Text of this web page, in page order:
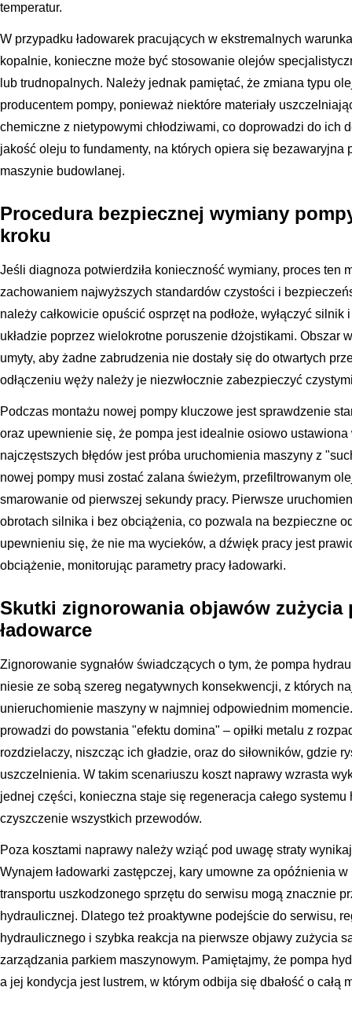
temperatur.
W przypadku ładowarek pracujących w ekstremalnych
kopalnie, konieczne może być stosowanie olejów
lub trudnopalnych. Należy jednak pamiętać, że zmiana typu
producentem pompy, ponieważ niektóre materiały
chemiczne z nietypowymi chłodziwami, co doprowadzi do ich
jakość oleju to fundamenty, na których opiera się
maszynie budowlanej.
Procedura bezpiecznej wymiany
kroku
Jeśli diagnoza potwierdziła konieczność wymiany, proces ten
zachowaniem najwyższych standardów czystości i
należy całkowicie opuścić osprzęt na podłoże, wyłączyć
układzie poprzez wielokrotne poruszenie dżojstikami. Obszar
umyty, aby żadne zabrudzenia nie dostały się do otwartych
odłączeniu węży należy je niezwłocznie zabezpieczyć
Podczas montażu nowej pompy kluczowe jest sprawdzenie
oraz upewnienie się, że pompa jest idealnie osiowo
najczęstszych błędów jest próba uruchomienia maszyny z
nowej pompy musi zostać zalana świeżym, przefiltrowanym
smarowanie od pierwszej sekundy pracy. Pierwsze
obrotach silnika i bez obciążenia, co pozwala na bezpieczne
upewnieniu się, że nie ma wycieków, a dźwięk pracy jest
obciążenie, monitorując parametry pracy ładowarki.
Skutki zignorowania objawów zużycia
ładowarce
Zignorowanie sygnałów świadczących o tym, że pompa
niesie ze sobą szereg negatywnych konsekwencji, z których
unieruchomienie maszyny w najmniej odpowiednim
prowadzi do powstania "efektu domina" – opiłki metalu z
rozdzielaczy, niszcząc ich gładzie, oraz do siłowników, gdzie
uszczelnienia. W takim scenariuszu koszt naprawy wzrasta
jednej części, konieczna staje się regeneracja całego
czyszczenie wszystkich przewodów.
Poza kosztami naprawy należy wziąć pod uwagę straty
Wynajem ładowarki zastępczej, kary umowne za opóźnienia
transportu uszkodzonego sprzętu do serwisu mogą znacznie
hydraulicznej. Dlatego też proaktywne podejście do serwisu,
hydraulicznego i szybka reakcja na pierwsze objawy zużycia
zarządzania parkiem maszynowym. Pamiętajmy, że pompa
a jej kondycja jest lustrem, w którym odbija się dbałość o całą